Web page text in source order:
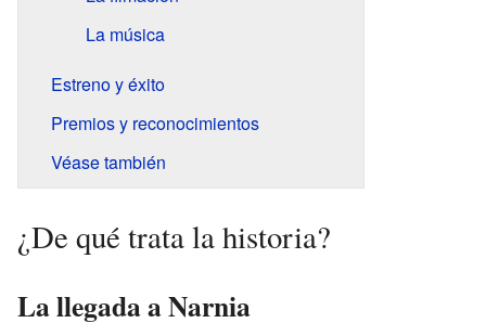
La música
Estreno y éxito
Premios y reconocimientos
Véase también
¿De qué trata la historia?
La llegada a Narnia